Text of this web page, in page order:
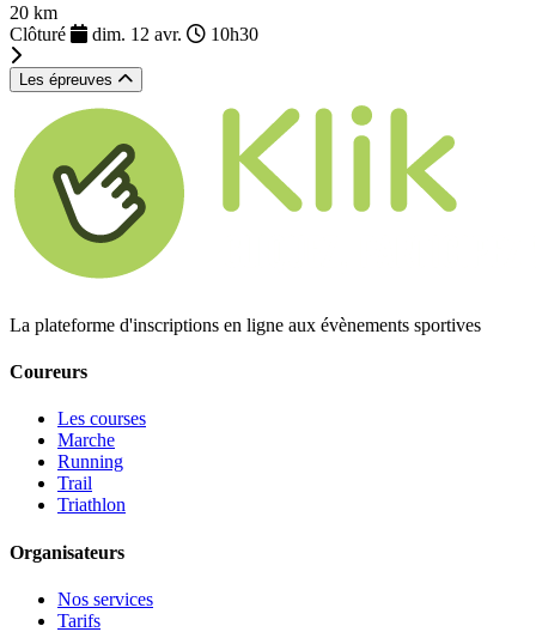
20 km
Clôturé
dim. 12 avr. 10h30
Les épreuves
La plateforme d'inscriptions en ligne aux évènements sportives
Coureurs
Les courses
Marche
Running
Trail
Triathlon
Organisateurs
Nos services
Tarifs